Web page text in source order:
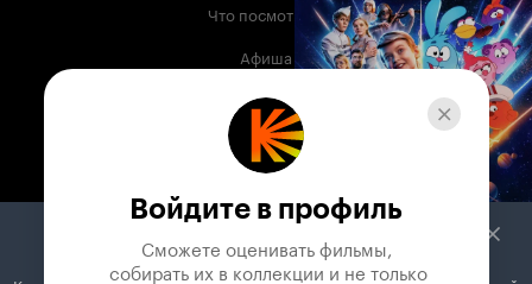
Что посмотреть
Афиша
Музыка
Телепрограмма
Служба поддержки
Войдите в профиль
Сможете оценивать фильмы,
собирать их в коллекции и не только